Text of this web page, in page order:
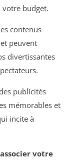
budget.
contenus
peuvent
divertissantes
publicités
mémorables et
incite à
associer votre